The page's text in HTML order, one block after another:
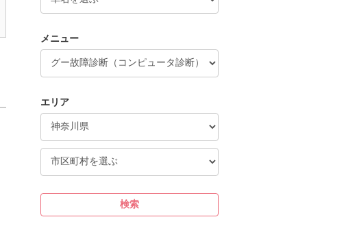
メニュー
エリア